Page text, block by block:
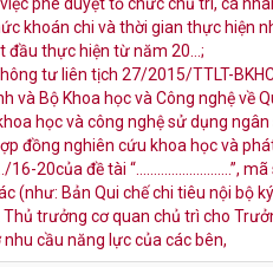
khoán chi và thời gian thực hiện
đầu thực hiện từ năm 20…;
tư liên tịch 27/2015/TTLT-
và Bộ Khoa học và Công nghệ về
học và công nghệ sử dụng ngân
đồng nghiên cứu khoa học và
16-20của đề tài “………………………”, mã
(như: Bản Qui chế chi tiêu nội bộ
Thủ trưởng cơ quan chủ trì cho
nhu cầu năng lực của các bên,